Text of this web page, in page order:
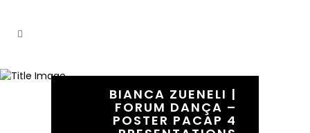
BIANCA ZUENELI |
FORUM DANÇA –
POSTER PACAP 4
18 June, 2020 In